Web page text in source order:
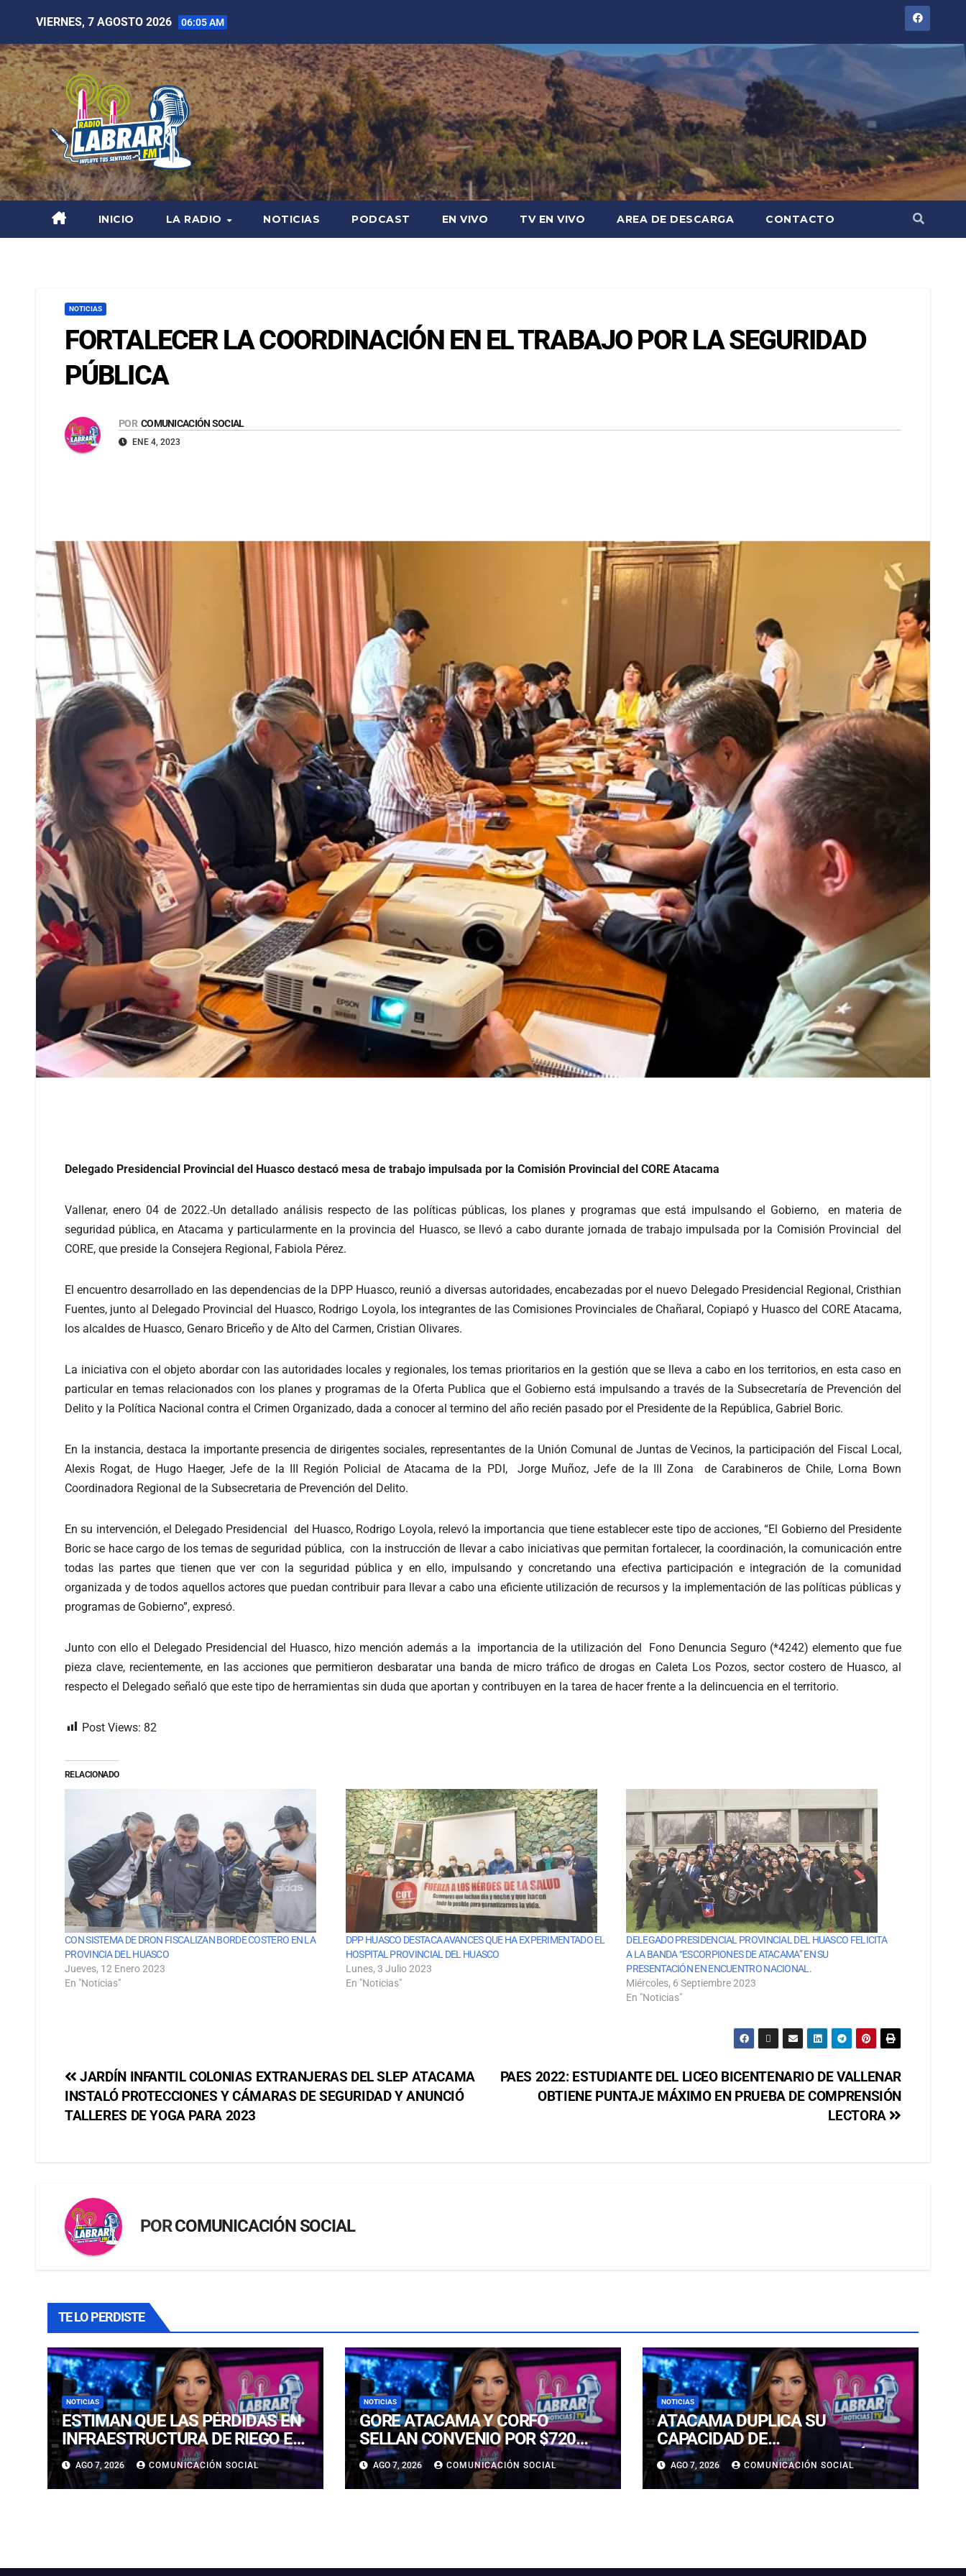
VIERNES, 7 AGOSTO 2026 06:05 AM
INICIO LA RADIO NOTICIAS PODCAST EN VIVO TV EN VIVO AREA DE DESCARGA CONTACTO
NOTICIAS
FORTALECER LA COORDINACIÓN EN EL TRABAJO POR LA SEGURIDAD
PÚBLICA
POR COMUNICACIÓN SOCIAL
ENE 4, 2023
Delegado Presidencial Provincial del Huasco destacó mesa de trabajo impulsada por la Comisión Provincial del CORE Atacama
Vallenar, enero 04 de 2022.-Un detallado análisis respecto de las políticas públicas, los planes y programas que está impulsando el Gobierno, en materia de
seguridad pública, en Atacama y particularmente en la provincia del Huasco, se llevó a cabo durante jornada de trabajo impulsada por la Comisión Provincial del
CORE, que preside la Consejera Regional, Fabiola Pérez.
El encuentro desarrollado en las dependencias de la DPP Huasco, reunió a diversas autoridades, encabezadas por el nuevo Delegado Presidencial Regional, Cristhian
Fuentes, junto al Delegado Provincial del Huasco, Rodrigo Loyola, los integrantes de las Comisiones Provinciales de Chañaral, Copiapó y Huasco del CORE Atacama,
los alcaldes de Huasco, Genaro Briceño y de Alto del Carmen, Cristian Olivares.
La iniciativa con el objeto abordar con las autoridades locales y regionales, los temas prioritarios en la gestión que se lleva a cabo en los territorios, en esta caso en
particular en temas relacionados con los planes y programas de la Oferta Publica que el Gobierno está impulsando a través de la Subsecretaría de Prevención del
Delito y la Política Nacional contra el Crimen Organizado, dada a conocer al termino del año recién pasado por el Presidente de la República, Gabriel Boric.
En la instancia, destaca la importante presencia de dirigentes sociales, representantes de la Unión Comunal de Juntas de Vecinos, la participación del Fiscal Local,
Alexis Rogat, de Hugo Haeger, Jefe de la III Región Policial de Atacama de la PDI, Jorge Muñoz, Jefe de la III Zona de Carabineros de Chile, Lorna Bown
Coordinadora Regional de la Subsecretaria de Prevención del Delito.
En su intervención, el Delegado Presidencial del Huasco, Rodrigo Loyola, relevó la importancia que tiene establecer este tipo de acciones, “El Gobierno del Presidente
Boric se hace cargo de los temas de seguridad pública, con la instrucción de llevar a cabo iniciativas que permitan fortalecer, la coordinación, la comunicación entre
todas las partes que tienen que ver con la seguridad pública y en ello, impulsando y concretando una efectiva participación e integración de la comunidad
organizada y de todos aquellos actores que puedan contribuir para llevar a cabo una eficiente utilización de recursos y la implementación de las políticas públicas y
programas de Gobierno”, expresó.
Junto con ello el Delegado Presidencial del Huasco, hizo mención además a la importancia de la utilización del Fono Denuncia Seguro (*4242) elemento que fue
pieza clave, recientemente, en las acciones que permitieron desbaratar una banda de micro tráfico de drogas en Caleta Los Pozos, sector costero de Huasco, al
respecto el Delegado señaló que este tipo de herramientas sin duda que aportan y contribuyen en la tarea de hacer frente a la delincuencia en el territorio.
Post Views: 82
RELACIONADO
CON SISTEMA DE DRON FISCALIZAN BORDE COSTERO EN LA
PROVINCIA DEL HUASCO
Jueves, 12 Enero 2023
En "Noticias"
DPP HUASCO DESTACA AVANCES QUE HA EXPERIMENTADO EL
HOSPITAL PROVINCIAL DEL HUASCO
Lunes, 3 Julio 2023
En "Noticias"
DELEGADO PRESIDENCIAL PROVINCIAL DEL HUASCO FELICITA
A LA BANDA “ESCORPIONES DE ATACAMA” EN SU
PRESENTACIÓN EN ENCUENTRO NACIONAL.
Miércoles, 6 Septiembre 2023
En "Noticias"
PAES 2022: ESTUDIANTE DEL LICEO BICENTENARIO DE VALLENAR
OBTIENE PUNTAJE MÁXIMO EN PRUEBA DE COMPRENSIÓN
LECTORA
JARDÍN INFANTIL COLONIAS EXTRANJERAS DEL SLEP ATACAMA
INSTALÓ PROTECCIONES Y CÁMARAS DE SEGURIDAD Y ANUNCIÓ
TALLERES DE YOGA PARA 2023
PORCOMUNICACIÓN SOCIAL
TE LO PERDISTE
NOTICIAS
ESTIMAN QUE LAS PÉRDIDAS EN
INFRAESTRUCTURA DE RIEGO EN
LA CUENCA DEL HUASCO SON
MILLONARIAS
AGO 7, 2026 COMUNICACIÓN SOCIAL
NOTICIAS
GORE ATACAMA Y CORFO
SELLAN CONVENIO POR $720
MILLONES PARA LA
REACTIVACIÓN PRODUCTIVA DE
LA REGIÓN
AGO 7, 2026 COMUNICACIÓN SOCIAL
NOTICIAS
ATACAMA DUPLICA SU
CAPACIDAD DE
ALMACENAMIENTO ENERGÉTICO
Y CONSOLIDA SU LIDERAZGO EN
LA TRANSICIÓN ENERGÉTICA
AGO 7, 2026 COMUNICACIÓN SOCIAL